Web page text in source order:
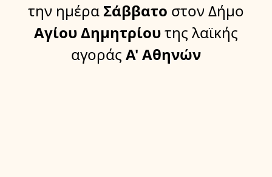
την ημέραΣάββατο στον Δήμο
Αγίου Δημητρίουτης λαϊκής
αγοράς Α' Αθηνών